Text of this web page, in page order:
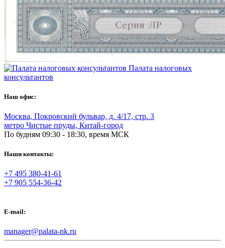
Палата налоговых
консультантов
Наш офис:
Москва, Покровский бульвар, д. 4/17, стр. 3
метро Чистые пруды, Китай-город
По будням 09:30 - 18:30, время МСК
Наши контакты:
+7 495 380-41-61
+7 905 554-36-42
E-mail:
manager@palata-nk.ru